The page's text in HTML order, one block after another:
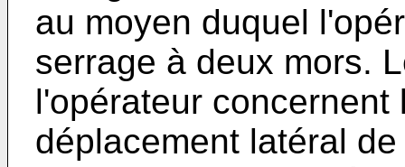
au moyen duquel
serrage à deux mors.
l'opérateur
déplacement latéral